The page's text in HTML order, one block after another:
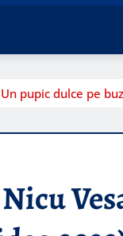
pupic dulce pe